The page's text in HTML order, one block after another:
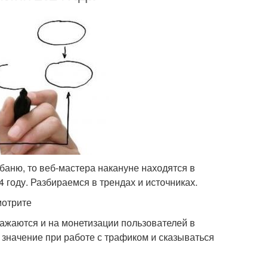
то веб-мастера накануне находятся в
Разбираемся в трендах и источниках.
и на монетизации пользователей в
при работе с трафиком и сказываться